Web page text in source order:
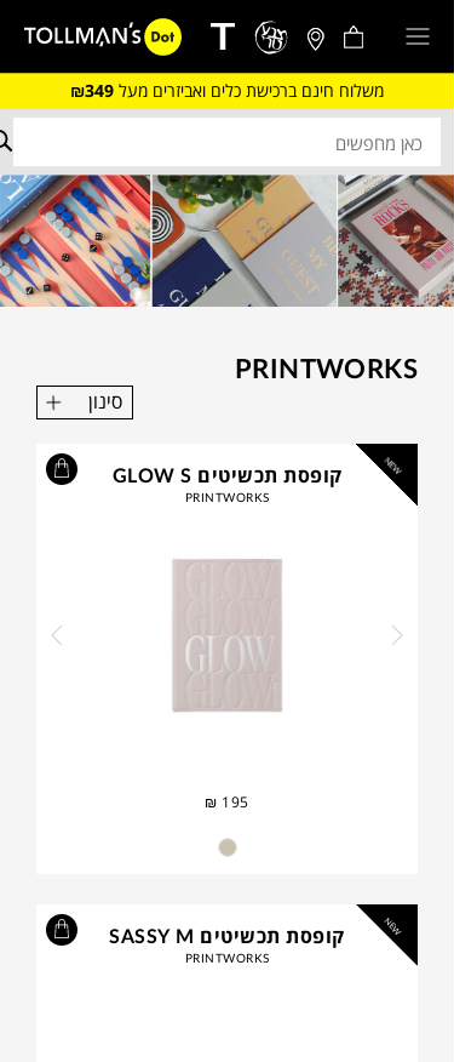
משלוח חינם ברכישת כלים ואביזרים מעל ₪349
PRINTWORKS
סינון
NEW קופסת תכשיטים GLOW S
PRINTWORKS
₪ 195
NEW קופסת תכשיטים SASSY M
PRINTWORKS